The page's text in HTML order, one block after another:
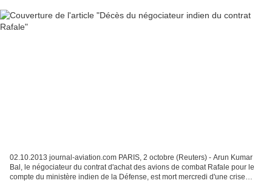
02.10.2013 journal-aviation.com PARIS, 2 octobre (Reuters) - Arun Kumar
Bal, le négociateur du contrat d'achat des avions de combat Rafale pour le
compte du ministère indien de la Défense, est mort mercredi d'une crise